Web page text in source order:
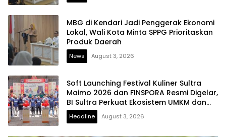
MBG di Kendari Jadi Penggerak Ekonomi
Lokal, Wali Kota Minta SPPG Prioritaskan
Produk Daerah
News August 3, 2026
Soft Launching Festival Kuliner Sultra
Maimo 2026 dan FINSPORA Resmi Digelar,
BI Sultra Perkuat Ekosistem UMKM dan
Digitalisasi Ekonomi
Headline August 3, 2026